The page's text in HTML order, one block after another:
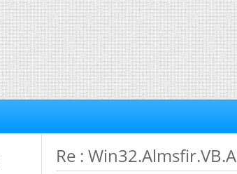
Re : Win32.Almsfir.VB.A